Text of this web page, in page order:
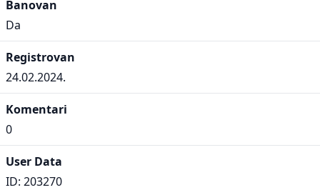
Banovan
Da
Registrovan
24.02.2024.
Komentari
0
User Data
ID: 203270